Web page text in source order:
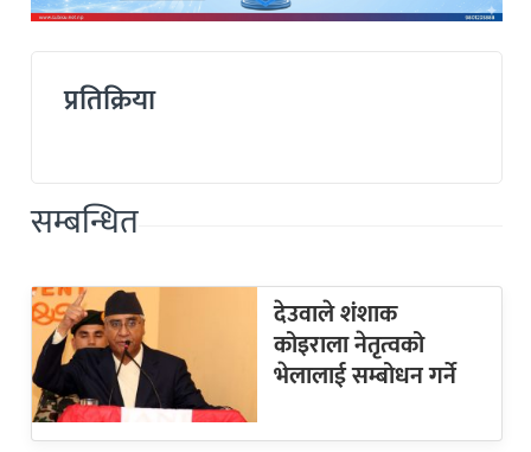
प्रतिक्रिया
सम्बन्धित
देउवाले शंशाक
कोइराला नेतृत्वको
भेलालाई सम्बोधन गर्ने